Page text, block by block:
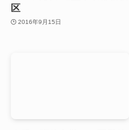
区
2016年9月15日